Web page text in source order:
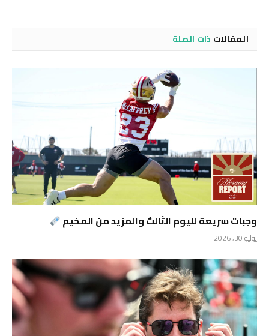
المقالات ذات الصلة
وجبات سريعة لليوم الثالث والمزيد من المخيم
يوليو 30, 2026